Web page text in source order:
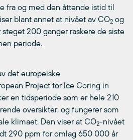
fra og med den åttende istid til
blant annet at nivået av CO2 og
200 ganger raskere de siste
periode.
det europeiske
Project for Ice Coring in
en tidsperiode som er hele 210
oversikter, og fungerer som
klimaet. Den viser at CO2-nivået
290 ppm for omlag 650 000 år